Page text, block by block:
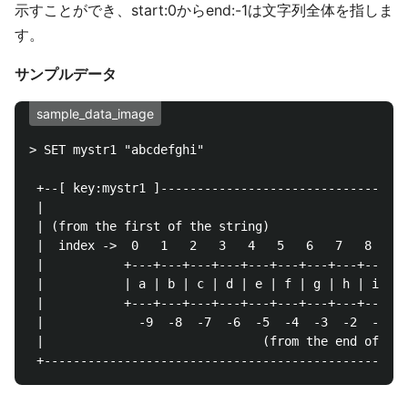
示すことができ、start:0からend:-1は文字列全体を指しま
す。
サンプルデータ
sample_data_image
> SET mystr1 "abcdefghi"
+--[ key:mystr1
| (from the first of the string)
|  index ->  0   1   2   3   4   5   6   7   8
|           +---+---+---+---+---+---+---+---+---
|           | a | b | c | d | e | f | g | h | i |
|           +---+---+---+---+---+---+---+---+---
|             -9  -8  -7  -6  -5  -4  -3  -2  -1
|                              (from the end of